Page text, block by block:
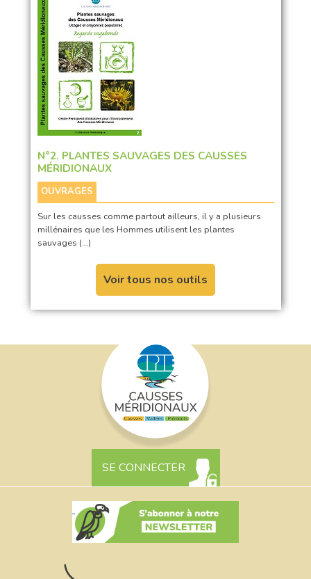
N°2. PLANTES SAUVAGES DES CAUSSES
MÉRIDIONAUX
OUVRAGES
Sur les causses comme partout ailleurs, il y a plusieurs
millénaires que les Hommes utilisent les plantes
sauvages (…)
Voir tous nos outils
SE CONNECTER